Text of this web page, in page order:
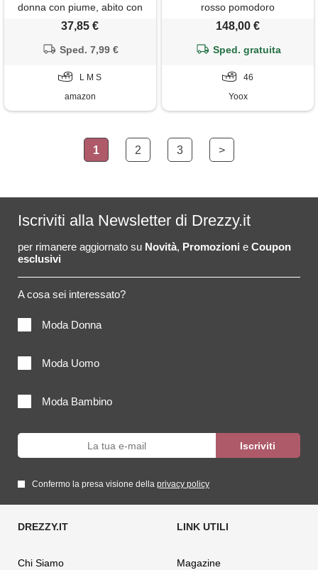
donna con piume, abito con
spalline, sexy, ballgown da
donna corto, con profondo
scollo a v, abito da cocktail da
festa funky da donna con
37,85 €
Sped. 7,99 €
L M S
amazon
rosso pomodoro
148,00 €
Sped. gratuita
46
Yoox
1 2 3 >
Iscriviti alla Newsletter di Drezzy.it
per rimanere aggiornato su Novità, Promozioni e Coupon
esclusivi
A cosa sei interessato?
Moda Donna
Moda Uomo
Moda Bambino
Confermo la presa visione della privacy policy
Chi Siamo Magazine